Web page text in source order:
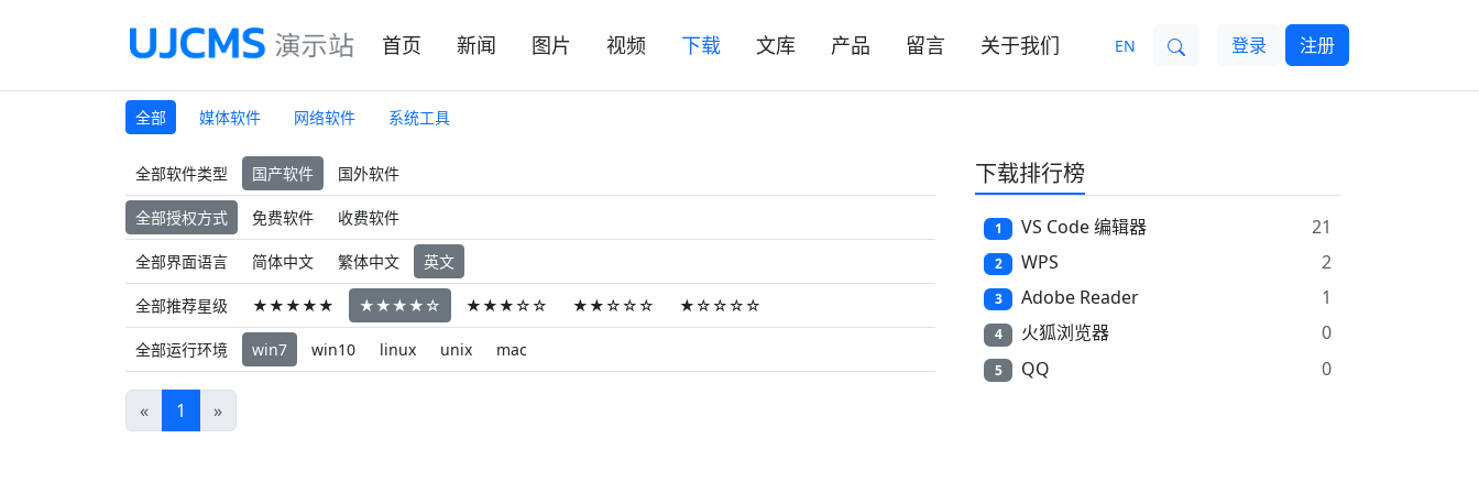
首页 新闻 图片 视频 下载 文库 产品 留言 关于我们 EN 登录 注册
全部 媒体软件 网络软件 系统工具
全部软件类型 国产软件 国外软件
全部授权方式 免费软件 收费软件
全部界面语言 简体中文 繁体中文 英文
全部推荐星级 ★★★★★ ★★★★☆ ★★★☆☆ ★★☆☆☆ ★☆☆☆☆
全部运行环境 win7 win10 linux unix mac
« 1 »
下载排行榜
1 VS Code 编辑器 21
2 WPS 2
3 Adobe Reader 1
4 火狐浏览器 0
5 QQ 0